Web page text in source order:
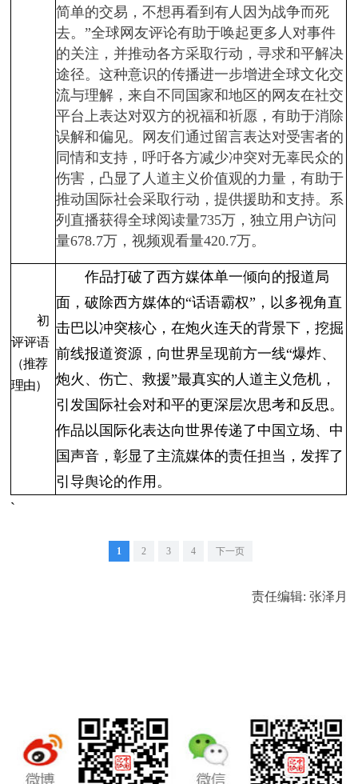
简单的交易，不想再看到有人因为战争而死
去。”全球网友评论有助于唤起更多人对事件
的关注，并推动各方采取行动，寻求和平解决
途径。这种意识的传播进一步增进全球文化交
流与理解，来自不同国家和地区的网友在社交
平台上表达对双方的祝福和祈愿，有助于消除
误解和偏见。网友们通过留言表达对受害者的
同情和支持，呼吁各方减少冲突对无辜民众的
伤害，凸显了人道主义价值观的力量，有助于
推动国际社会采取行动，提供援助和支持。系
列直播获得全球阅读量735万，独立用户访问
量678.7万，视频观看量420.7万。
初
评评语
（推荐
理由）
作品打破了西方媒体单一倾向的报道局
面，破除西方媒体的“话语霸权”，以多视角直
击巴以冲突核心，在炮火连天的背景下，挖掘
前线报道资源，向世界呈现前方一线“爆炸、
炮火、伤亡、救援”最真实的人道主义危机，
引发国际社会对和平的更深层次思考和反思。
作品以国际化表达向世界传递了中国立场、中
国声音，彰显了主流媒体的责任担当，发挥了
引导舆论的作用。
`
1 2 3 4 下一页
责任编辑: 张泽月